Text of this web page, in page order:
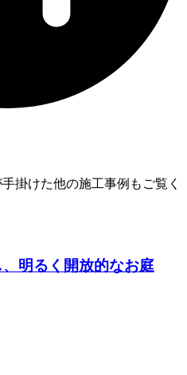
掛けた他の施工事例もご覧く
明るく開放的なお庭